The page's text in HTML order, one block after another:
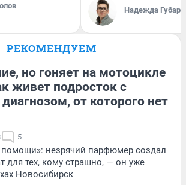
Надежда Губарь
РЕКОМЕНДУЕМ
но гоняет на мотоцикле
живет подросток с
от которого нет
5
помощи»: незрячий парфюмер создал
для тех, кому страшно, — он уже
Новосибирск